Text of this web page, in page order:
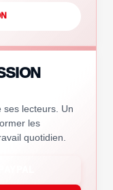
ses lecteurs. Un
les
quotidien.